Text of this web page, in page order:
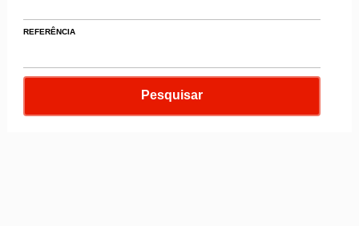
REFERÊNCIA
Pesquisar